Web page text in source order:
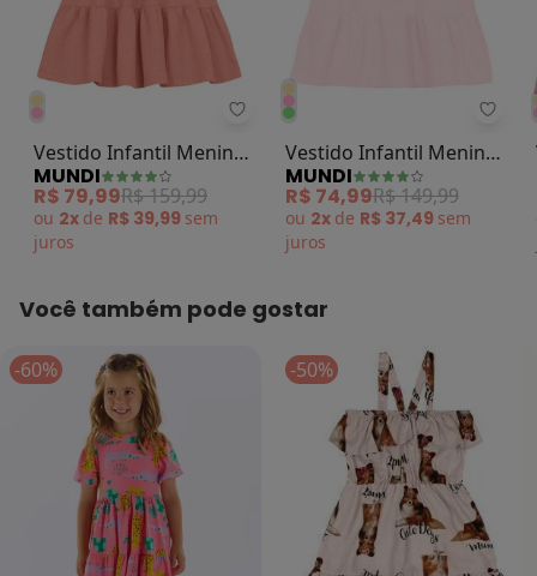
Mundi - Vestido Infantil Menina
Vestido Infantil Menina
Texturizado Rosa
MUNDI
R$ 79,99R$ 159,99
ou 2x de R$ 39,99 sem
juros
Vestido Infantil Menina
em Linho Rosa
MUNDI
R$ 74,99R$ 149,99
ou 2x de R$ 37,49 sem
juros
Você também pode gostar
-60% -50%